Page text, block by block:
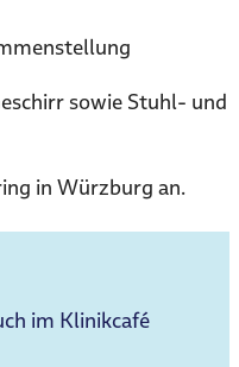
sowie Stuhl- und
in Würzburg an.
im Klinikcafé